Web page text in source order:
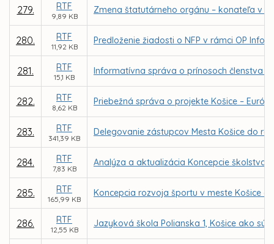
279. RTF
9,89 KB
Zmena štatutárneho orgánu – konateľa v
280. RTF
11,92 KB
Predloženie žiadosti o NFP v rámci OP
281. RTF
15,1 KB
Informatívna správa o prínosoch členstva
282. RTF
8,62 KB
Priebežná správa o projekte Košice –
283. RTF
341,39 KB
Delegovanie zástupcov Mesta Košice do
284. RTF
7,83 KB
Analýza a aktualizácia Koncepcie školstva
285. RTF
165,99 KB
Koncepcia rozvoja športu v meste Košice
286. RTF
12,55 KB
Jazyková škola Polianska 1, Košice ako